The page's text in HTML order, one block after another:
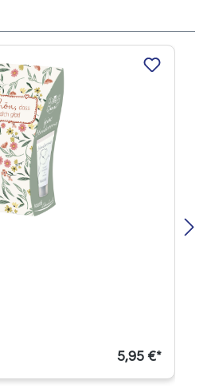
5,95 €*